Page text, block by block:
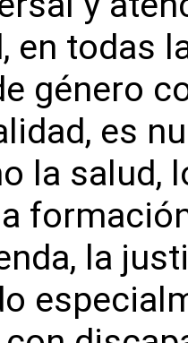
en todas
género
es
la salud,
la